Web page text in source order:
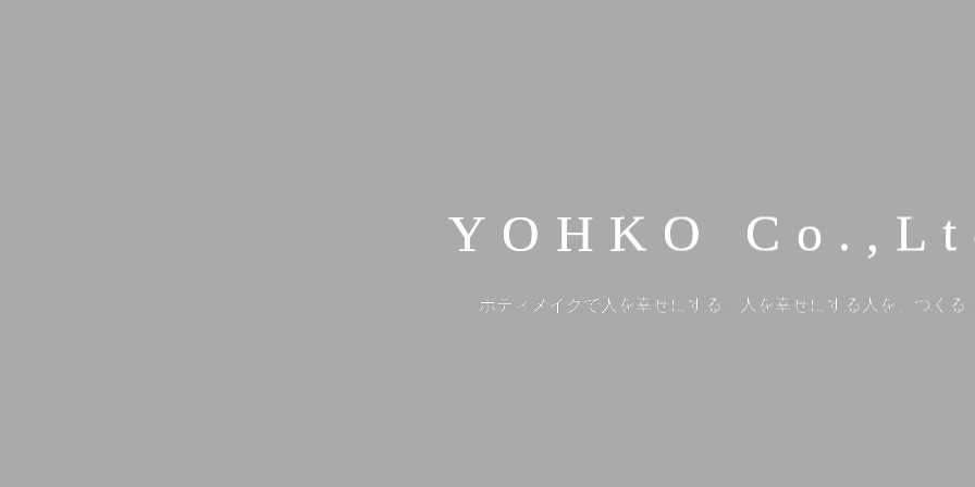
YOHKO
ボディメイクで人を幸せにする。人を幸せにする人を、つくる